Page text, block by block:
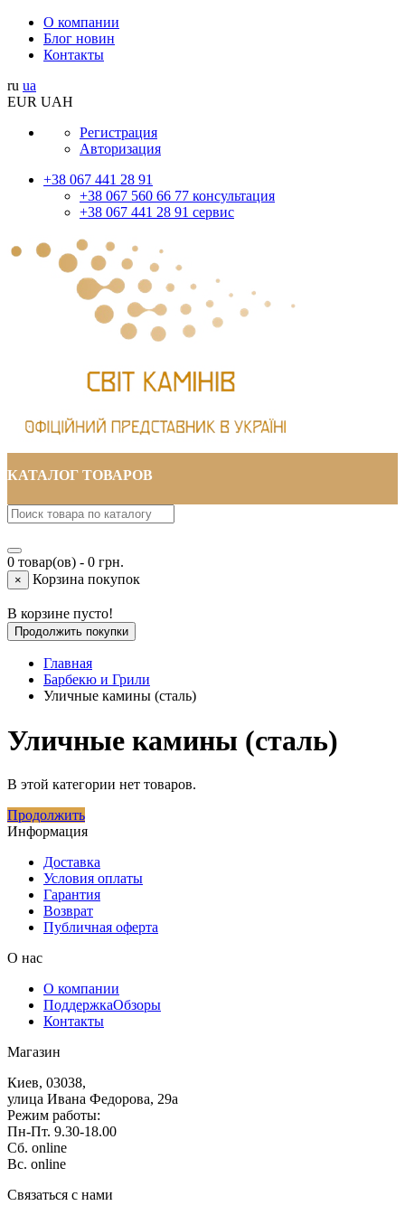
О компании
Блог новин
Контакты
ru ua
EUR UAH
Регистрация
Авторизация
+38 067 441 28 91
+38 067 560 66 77 консультация
+38 067 441 28 91 сервис
КАТАЛОГ ТОВАРОВ
0 товар(ов) - 0 грн.
× Корзина покупок
В корзине пусто!
Продолжить покупки
Главная
Барбекю и Грили
Уличные камины (сталь)
Уличные камины (сталь)
В этой категории нет товаров.
Продолжить
Информация
Доставка
Условия оплаты
Гарантия
Возврат
Публичная оферта
О нас
О компании
ПоддержкаОбзоры
Контакты
Магазин
Киев, 03038,
улица Ивана Федорова, 29а
Режим работы:
Пн-Пт. 9.30-18.00
Сб. online
Вс. online
Связаться с нами